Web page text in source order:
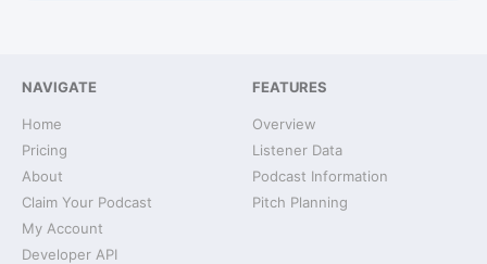
NAVIGATE
Home
Pricing
About
Claim Your Podcast
My Account
Developer API
FEATURES
Overview
Listener Data
Podcast Information
Pitch Planning